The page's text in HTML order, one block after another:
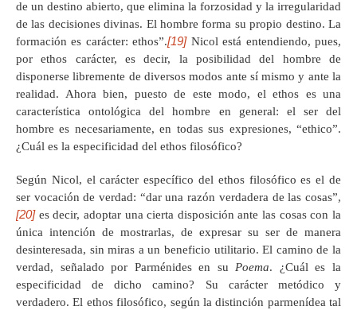
de un destino abierto, que elimina la forzosidad y la irregularidad
de las decisiones divinas. El hombre forma su propio destino. La
formación es carácter: ethos”.[19]Nicol está entendiendo, pues,
por ethos carácter, es decir, la posibilidad del hombre de
disponerse libremente de diversos modos ante sí mismo y ante la
realidad. Ahora bien, puesto de este modo, el ethos es una
característica ontológica del hombre en general: el ser del
hombre es necesariamente, en todas sus expresiones, “ethico”.
¿Cuál es la especificidad del ethos filosófico?
Según Nicol, el carácter específico del ethos filosófico es el de
ser vocación de verdad: “dar una razón verdadera de las cosas”,
[20]es decir, adoptar una cierta disposición ante las cosas con la
única intención de mostrarlas, de expresar su ser de manera
desinteresada, sin miras a un beneficio utilitario. El camino de la
verdad, señalado por Parménides en suPoema. ¿Cuál es la
especificidad de dicho camino? Su carácter metódico y
verdadero. El ethos filosófico, según la distinción parmenídea tal